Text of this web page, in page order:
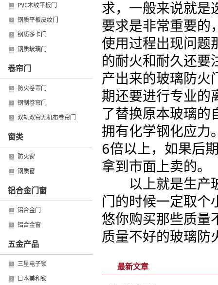
PVC木纹平板门
钢质平板皮纹门
钢质多卡门
钢质玻璃门
卷帘门
防火卷帘门
钢制卷帘门
双轨双帘无机布卷帘门
窗类
防火窗
钢质窗
铝合金门窗
铝合金门
铝合金窗
五金产品
三星电子锁
日本美和锁
求，一般来说就是
要求是非常重要的
使用过程出现问题
的耐火和耐久还要
产出来的玻璃防火
期还要进行专业的
了替换原本玻璃的
拥有化学钢化应力
6倍以上，如果后
拿到市面上卖的。
以上就是生产玻
门的时候一定取个
悠你购买那些质量
质量不好的玻璃防
最新文章